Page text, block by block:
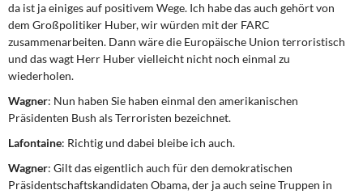
da ist ja einiges auf positivem Wege. Ich habe das auch gehört von
dem Großpolitiker Huber, wir würden mit der FARC
zusammenarbeiten. Dann wäre die Europäische Union terroristisch
und das wagt Herr Huber vielleicht nicht noch einmal zu
wiederholen.
Wagner: Nun haben Sie haben einmal den amerikanischen
Präsidenten Bush als Terroristen bezeichnet.
Lafontaine: Richtig und dabei bleibe ich auch.
Wagner: Gilt das eigentlich auch für den demokratischen
Präsidentschaftskandidaten Obama, der ja auch seine Truppen in